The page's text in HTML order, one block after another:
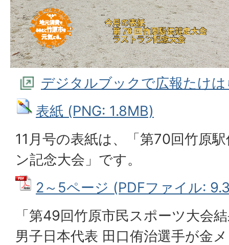
デジタルブックで広報たけ
表紙 (PNG: 1.8MB)
11月号の表紙は、「第70回竹原
ン記念大会」です。
2～5ページ (PDFファイル:
「第49回竹原市民スポーツ大会
男子日本代表 田口侑治選手が金